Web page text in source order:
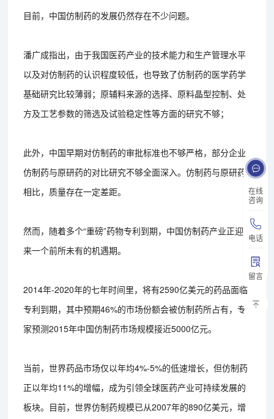
在线
咨询
电话
留言
目前，中国仿制药的发展仍然存在不少问题。
潘广成指出，由于我国医药产业的技术能力和生产管理水平
以及对仿制药的认识程度较低，也导致了仿制药的医学药学
基础研究比较薄弱；原辅料来源的选择、原料晶型控制、处
方及工艺参数的筛选及试验稳定性等方面的研究不够；
此外，中国早期对仿制药的审批标准也不够严格，部分企业
仿制药与原研药的对比研究不够全面深入。仿制药与原研药
相比，质量存在一定差距。
然而，随着多个“重磅”药物专利到期，中国仿制药产业正迎
来一个前所未有的机遇期。
2014年-2020年的七年时间里，将有2590亿美元的药品面临
专利到期，其中预期46%的市场份额会被仿制药所占有，专
家预测2015年中国仿制药市场规模接近5000亿元。
当前，世界药品市场仅以年均4%-5%的低速增长，但仿制药
正以年均11%的增幅，成为引领全球医药产业可持续发展的
板块。目前，世界仿制药规模已从2007年的890亿美元，增